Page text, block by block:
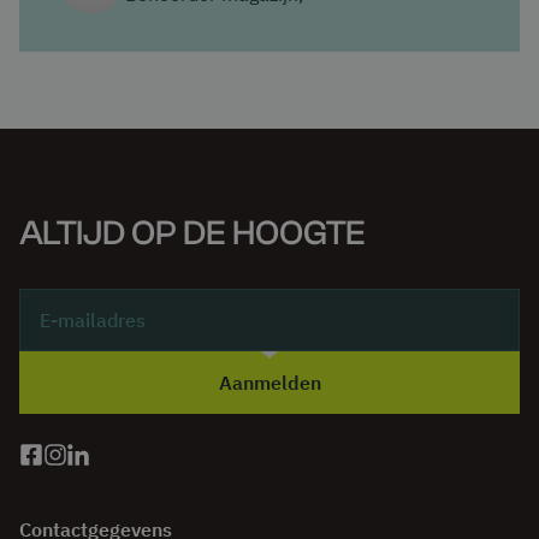
met een schoorvakbreedte van 1 meter. Voor stijver
liggen. Dit kan problemen veroorzaken bij het plaatsen of
oversteken (zie punt 1). Als pakketten aan beide zijden
500 mm uitsteken, kan een schoorvakbreedte van 1000
mm ertoe leiden dat de pakketten elkaar raken. In
dergelijke gevallen is een schoorvakbreedte van
minimaal 1250 mm aan te bevelen zodat er 250 mm
Contactgegevens
ALTIJD OP DE HOOGTE
Aanmelden